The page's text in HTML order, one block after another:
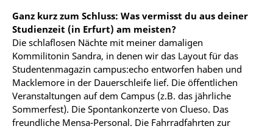
Ganz kurz zum Schluss: Was vermisst du aus deiner
Studienzeit (in Erfurt) am meisten?
Die schlaflosen Nächte mit meiner damaligen
Kommilitonin Sandra, in denen wir das Layout für das
Studentenmagazin campus:echo entworfen haben und
Macklemore in der Dauerschleife lief. Die öffentlichen
Veranstaltungen auf dem Campus (z.B. das jährliche
Sommerfest). Die Spontankonzerte von Clueso. Das
freundliche Mensa-Personal. Die Fahrradfahrten zur